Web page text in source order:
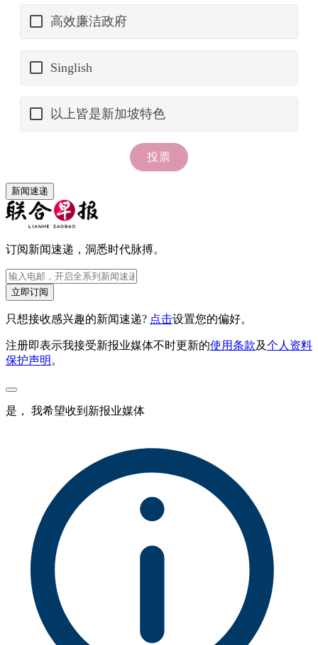
新闻速递
订阅新闻速递，洞悉时代脉搏。
立即订阅
只想接收感兴趣的新闻速递? 点击设置您的偏好。
注册即表示我接受新报业媒体不时更新的使用条款及个人资料
保护声明 。
是， 我希望收到新报业媒体